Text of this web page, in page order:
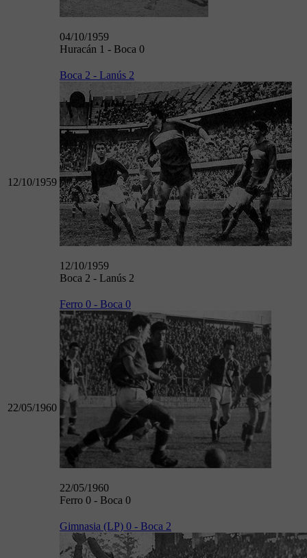
04/10/1959
Huracán 1 - Boca 0
12/10/1959
Boca 2 - Lanús 2
12/10/1959
Boca 2 - Lanús 2
22/05/1960
Ferro 0 - Boca 0
22/05/1960
Ferro 0 - Boca 0
Gimnasia (LP) 0 - Boca 2